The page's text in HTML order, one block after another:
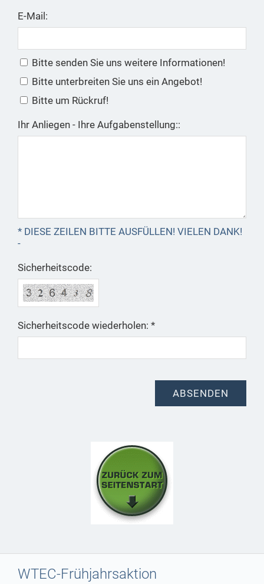
E-Mail:
Bitte senden Sie uns weitere Informationen!
Bitte unterbreiten Sie uns ein Angebot!
Bitte um Rückruf!
Ihr Anliegen - Ihre Aufgabenstellung::
* DIESE ZEILEN BITTE AUSFÜLLEN! VIELEN DANK!
-
Sicherheitscode:
Sicherheitscode wiederholen: *
WTEC-Frühjahrsaktion